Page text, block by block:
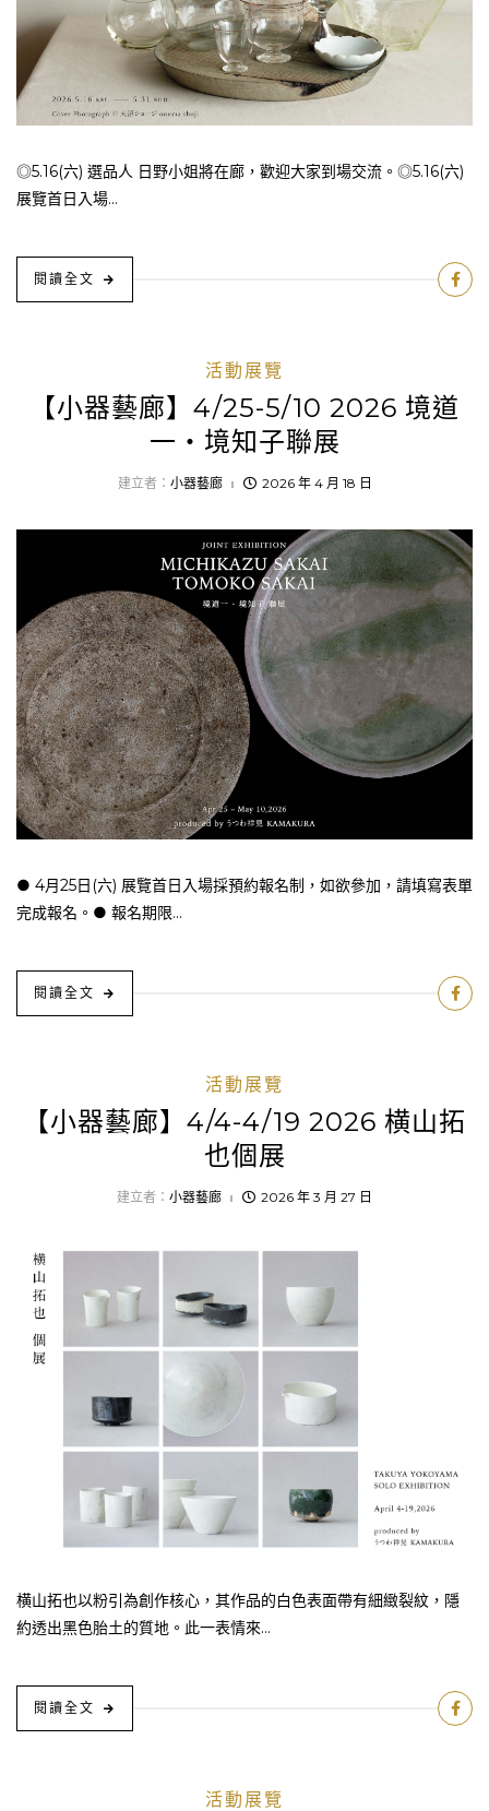
◎5.16(六) 選品人 日野小姐將在廊，歡迎大家到場交流。◎5.16(六)
展覽首日入場...
閱讀全文
活動展覽
【小器藝廊】4/25-5/10 2026 境道
一・境知子聯展
建立者： 小器藝廊 2026 年 4 月 18 日
● 4月25日(六) 展覽首日入場採預約報名制，如欲參加，請填寫表單
完成報名。● 報名期限...
閱讀全文
活動展覽
【小器藝廊】4/4-4/19 2026 横山拓
也個展
建立者： 小器藝廊 2026 年 3 月 27 日
横山拓也以粉引為創作核心，其作品的白色表面帶有細緻裂紋，隱
約透出黑色胎土的質地。此一表情來...
閱讀全文
活動展覽